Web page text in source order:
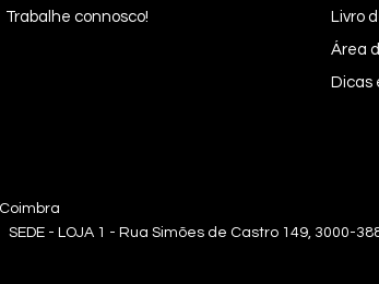
Trabalhe connosco!
Livro
Área
Dicas
1 - Rua Simões de Castro 149, 3000-388